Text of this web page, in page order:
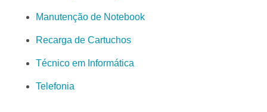
Manutenção de Notebook
Recarga de Cartuchos
Técnico em Informática
Telefonia